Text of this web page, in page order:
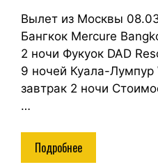
Вылет из Москвы
Бангкок Mercure
2 ночи Фукуок DAD
9 ночей Куала-Лумпур
завтрак 2 ночи
…
Подробнее